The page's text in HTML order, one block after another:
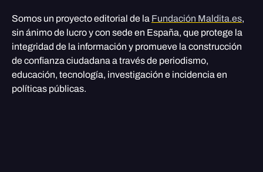
Somos un proyecto editorial de la Fundación Maldita.es,
sin ánimo de lucro y con sede en España, que protege la
integridad de la información y promueve la construcción
de confianza ciudadana a través de periodismo,
educación, tecnología, investigación e incidencia en
políticas públicas.